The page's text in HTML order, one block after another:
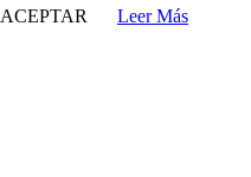
ACEPTAR Leer Más